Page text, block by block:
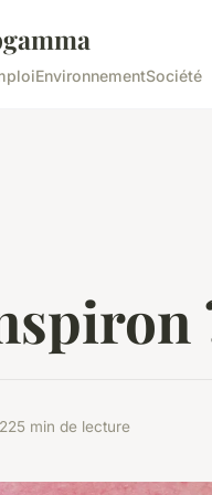
EnvironnementSociété
5 min de lecture